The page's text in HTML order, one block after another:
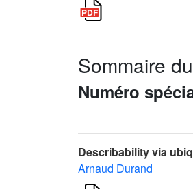
Sommaire du
Numéro
Describability via
Arnaud Durand